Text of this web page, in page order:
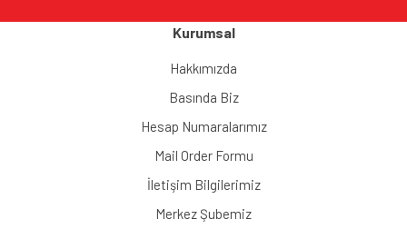
Kurumsal
Hakkımızda
Basında Biz
Hesap Numaralarımız
Mail Order Formu
İletişim Bilgilerimiz
Merkez Şubemiz